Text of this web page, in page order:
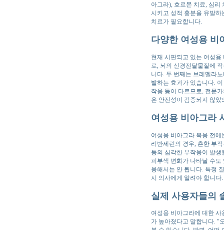
아그라), 호르몬 치료, 심리
시키고 성적 흥분을 유발하
치료가 필요합니다.
다양한 여성용 비
현재 시판되고 있는 여성용
로, 뇌의 신경전달물질에
니다. 두 번째는 브레멜라
발하는 효과가 있습니다.
작용 등이 다르므로, 전문
은 안전성이 검증되지 않
여성용 비아그라
여성용 비아그라 복용 전
리반세린의 경우, 흔한 부
등의 심각한 부작용이 발
피부색 변화가 나타날 수도
용해서는 안 됩니다. 특정
시 의사에게 알려야 합니
실제 사용자들의
여성용 비아그라에 대한
가 높아졌다고 말합니다. "